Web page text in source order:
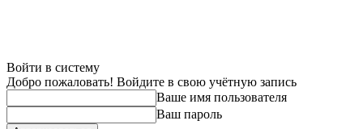
Войти в систему
Добро пожаловать! Войдите в свою учётную запись
Ваше имя пользователя
Ваш пароль